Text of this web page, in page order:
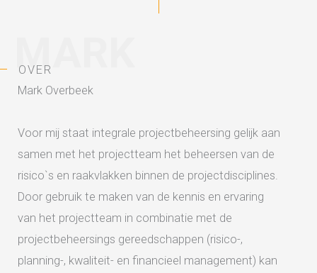
MARK
OVER
Mark Overbeek
Voor mij staat integrale projectbeheersing gelijk aan
samen met het projectteam het beheersen van de
risico`s en raakvlakken binnen de projectdisciplines.
Door gebruik te maken van de kennis en ervaring
van het projectteam in combinatie met de
projectbeheersings gereedschappen (risico-,
planning-, kwaliteit- en financieel management) kan